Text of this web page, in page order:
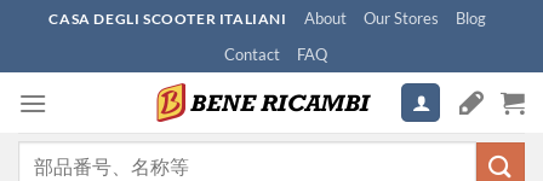
content
CASA DEGLI SCOOTER ITALIANI About Our Stores
Blog
Contact
FAQ